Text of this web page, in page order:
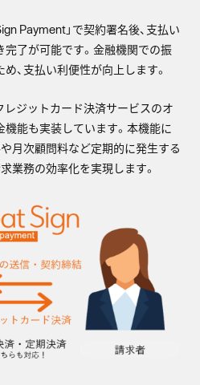
Payment」で契約署名後、支払い
了が可能です。金融機関での振
、支払い利便性が向上します。
レジットカード決済サービスのオ
能も実装しています。本機能に
月次顧問料など定期的に発生する
業務の効率化を実現します。